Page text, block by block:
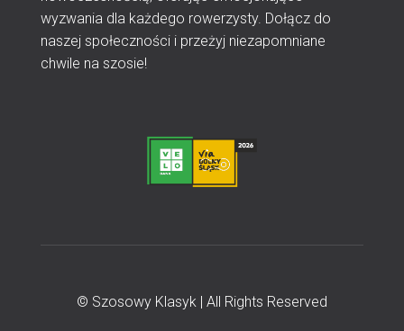
wyzwania dla każdego rowerzysty. Dołącz do
naszej społeczności i przeżyj niezapomniane
chwile na szosie!
© Szosowy Klasyk | All Rights Reserved